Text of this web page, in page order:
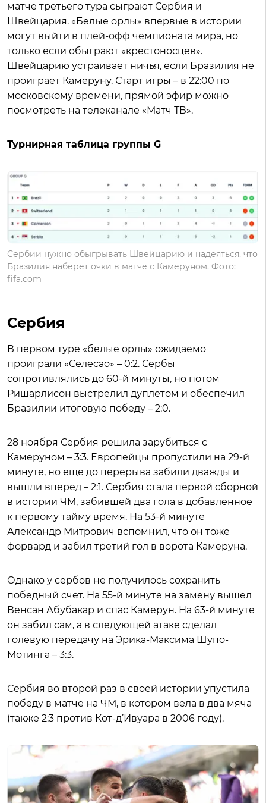
матче третьего тура сыграют Сербия и
Швейцария. «Белые орлы» впервые в истории
могут выйти в плей-офф чемпионата мира, но
только если обыграют «крестоносцев».
Швейцарию устраивает ничья, если Бразилия не
проиграет Камеруну. Старт игры – в 22:00 по
московскому времени, прямой эфир можно
посмотреть на телеканале «Матч ТВ».
Турнирная таблица группы G
Сербии нужно обыгрывать Швейцарию и надеяться, что
Бразилия наберет очки в матче с Камеруном. Фото:
fifa.com
Сербия
В первом туре «белые орлы» ожидаемо
проиграли «Селесао» – 0:2. Сербы
сопротивлялись до 60-й минуты, но потом
Ришарлисон выстрелил дуплетом и обеспечил
Бразилии итоговую победу – 2:0.
28 ноября Сербия решила зарубиться с
Камеруном – 3:3. Европейцы пропустили на 29-й
минуте, но еще до перерыва забили дважды и
вышли вперед – 2:1. Сербия стала первой сборной
в истории ЧМ, забившей два гола в добавленное
к первому тайму время. На 53-й минуте
Александр Митрович вспомнил, что он тоже
форвард и забил третий гол в ворота Камеруна.
Однако у сербов не получилось сохранить
победный счет. На 55-й минуте на замену вышел
Венсан Абубакар и спас Камерун. На 63-й минуте
он забил сам, а в следующей атаке сделал
голевую передачу на Эрика-Максима Шупо-
Мотинга – 3:3.
Сербия во второй раз в своей истории упустила
победу в матче на ЧМ, в котором вела в два мяча
(также 2:3 против Кот-д’Ивуара в 2006 году).